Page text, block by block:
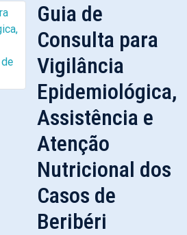
Guia de
Consulta para
Vigilância
Epidemiológica,
Assistência e
Atenção
Nutricional dos
Casos de
Beribéri